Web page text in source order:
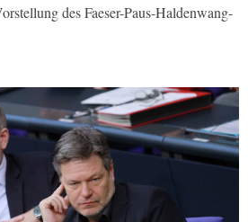
des Faeser-Paus-Haldenwang-